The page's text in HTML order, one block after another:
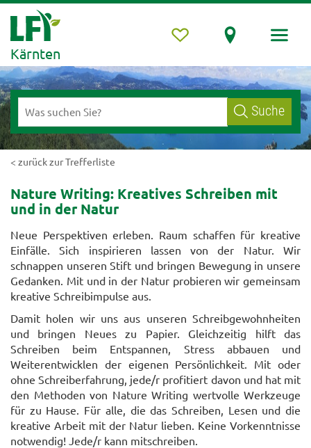
Kärnten
Suche
< zurück zur Trefferliste
Nature Writing: Kreatives Schreiben mit
und in der Natur
Neue Perspektiven erleben. Raum schaffen für kreative
Einfälle. Sich inspirieren lassen von der Natur. Wir
schnappen unseren Stift und bringen Bewegung in unsere
Gedanken. Mit und in der Natur probieren wir gemeinsam
kreative Schreibimpulse aus.
Damit holen wir uns aus unseren Schreibgewohnheiten
und bringen Neues zu Papier. Gleichzeitig hilft das
Schreiben beim Entspannen, Stress abbauen und
Weiterentwicklen der eigenen Persönlichkeit. Mit oder
ohne Schreiberfahrung, jede/r profitiert davon und hat mit
den Methoden von Nature Writing wertvolle Werkzeuge
für zu Hause. Für alle, die das Schreiben, Lesen und die
kreative Arbeit mit der Natur lieben. Keine Vorkenntnisse
notwendig! Jede/r kann mitschreiben.